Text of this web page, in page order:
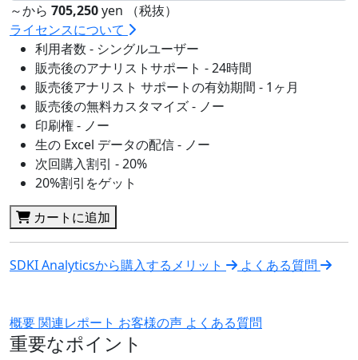
～から 705,250yen （税抜）
ライセンスについて
利用者数 - シングルユーザー
販売後のアナリストサポート - 24時間
販売後アナリスト サポートの有効期間 - 1ヶ月
販売後の無料カスタマイズ - ノー
印刷権 - ノー
生の Excel データの配信 - ノー
次回購入割引 - 20%
20%割引をゲット
カートに追加
SDKI Analyticsから購入するメリット よくある質問
概要関連レポート お客様の声 よくある質問
重要なポイント